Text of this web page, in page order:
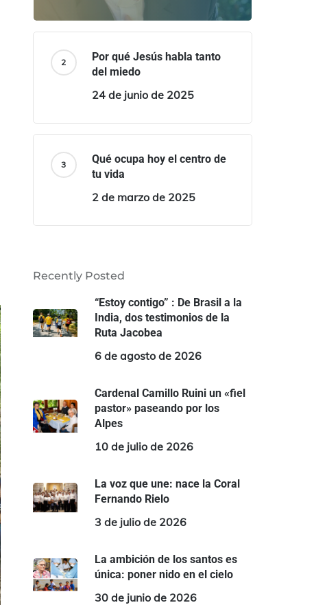
Por qué Jesús habla tanto
del miedo
24 de junio de 2025
Qué ocupa hoy el centro de
tu vida
2 de marzo de 2025
Recently Posted
“Estoy contigo” : De Brasil a la
India, dos testimonios de la
Ruta Jacobea
6 de agosto de 2026
Cardenal Camillo Ruini un «fiel
pastor» paseando por los
Alpes
10 de julio de 2026
La voz que une: nace la Coral
Fernando Rielo
3 de julio de 2026
La ambición de los santos es
única: poner nido en el cielo
30 de junio de 2026